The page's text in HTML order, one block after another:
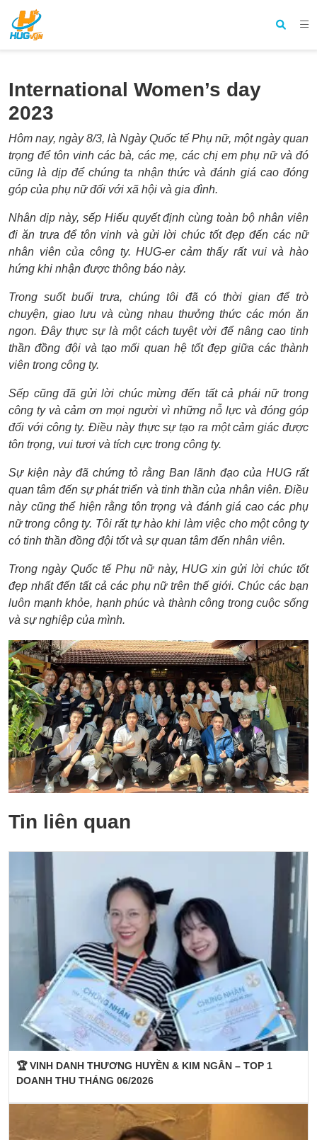
International Women’s day
2023
Hôm nay, ngày 8/3, là Ngày Quốc tế Phụ nữ, một ngày quan
trọng để tôn vinh các bà, các mẹ, các chị em phụ nữ và đó
cũng là dịp để chúng ta nhận thức và đánh giá cao đóng
góp của phụ nữ đối với xã hội và gia đình.
Nhân dịp này, sếp Hiếu quyết định cùng toàn bộ nhân viên
đi ăn trưa để tôn vinh và gửi lời chúc tốt đẹp đến các nữ
nhân viên của công ty. HUG-er cảm thấy rất vui và hào
hứng khi nhận được thông báo này.
Trong suốt buổi trưa, chúng tôi đã có thời gian để trò
chuyện, giao lưu và cùng nhau thưởng thức các món ăn
ngon. Đây thực sự là một cách tuyệt vời để nâng cao tinh
thần đồng đội và tạo mối quan hệ tốt đẹp giữa các thành
viên trong công ty.
Sếp cũng đã gửi lời chúc mừng đến tất cả phái nữ trong
công ty và cảm ơn mọi người vì những nỗ lực và đóng góp
đối với công ty. Điều này thực sự tạo ra một cảm giác được
tôn trọng, vui tươi và tích cực trong công ty.
Sự kiện này đã chứng tỏ rằng Ban lãnh đạo của HUG rất
quan tâm đến sự phát triển và tinh thần của nhân viên. Điều
này cũng thể hiện rằng tôn trọng và đánh giá cao các phụ
nữ trong công ty. Tôi rất tự hào khi làm việc cho một công ty
có tinh thần đồng đội tốt và sự quan tâm đến nhân viên.
Trong ngày Quốc tế Phụ nữ này, HUG xin gửi lời chúc tốt
đẹp nhất đến tất cả các phụ nữ trên thế giới. Chúc các bạn
luôn mạnh khỏe, hạnh phúc và thành công trong cuộc sống
và sự nghiệp của mình.
Tin liên quan
🏆 VINH DANH THƯƠNG HUYỀN & KIM NGÂN – TOP 1
DOANH THU THÁNG 06/2026